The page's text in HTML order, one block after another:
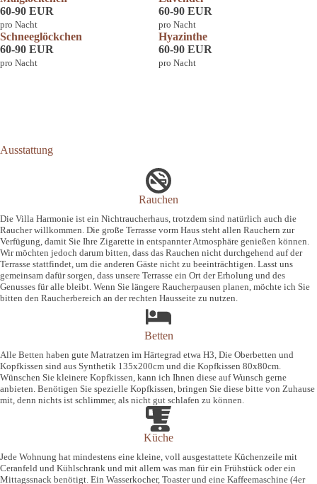
60-90 EUR
pro Nacht
60-90 EUR
pro Nacht
Schneeglöckchen
60-90 EUR
pro Nacht
Hyazinthe
60-90 EUR
pro Nacht
Ausstattung
Rauchen
Die Villa Harmonie ist ein Nichtraucherhaus, trotzdem sind natürlich auch die
Raucher willkommen. Die große Terrasse vorm Haus steht allen Rauchern zur
Verfügung, damit Sie Ihre Zigarette in entspannter Atmosphäre genießen können.
Wir möchten jedoch darum bitten, dass das Rauchen nicht durchgehend auf der
Terrasse stattfindet, um die anderen Gäste nicht zu beeinträchtigen. Lasst uns
gemeinsam dafür sorgen, dass unsere Terrasse ein Ort der Erholung und des
Genusses für alle bleibt. Wenn Sie längere Raucherpausen planen, möchte ich Sie
bitten den Raucherbereich an der rechten Hausseite zu nutzen.
Betten
Alle Betten haben gute Matratzen im Härtegrad etwa H3, Die Oberbetten und
Kopfkissen sind aus Synthetik 135x200cm und die Kopfkissen 80x80cm.
Wünschen Sie kleinere Kopfkissen, kann ich Ihnen diese auf Wunsch gerne
anbieten. Benötigen Sie spezielle Kopfkissen, bringen Sie diese bitte von Zuhause
mit, denn nichts ist schlimmer, als nicht gut schlafen zu können.
Küche
Jede Wohnung hat mindestens eine kleine, voll ausgestattete Küchenzeile mit
Ceranfeld und Kühlschrank und mit allem was man für ein Frühstück oder ein
Mittagssnack benötigt. Ein Wasserkocher, Toaster und eine Kaffeemaschine (4er